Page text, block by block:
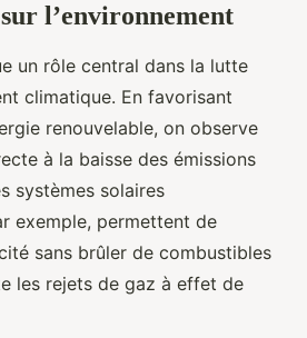
l’environnement
un rôle central dans la lutte
climatique. En favorisant
renouvelable, on observe
à la baisse des émissions
systèmes solaires
exemple, permettent de
sans brûler de combustibles
les rejets de gaz à effet de